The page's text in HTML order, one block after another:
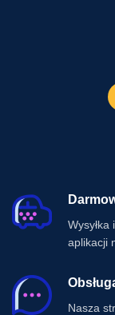
aplikacji
Nasza